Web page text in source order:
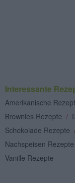
Interessante
Amerikanische
Brownies Rezepte /
Schokolade Rezepte
Nachspeisen Rezepte
Vanille Rezepte